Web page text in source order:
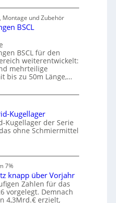
Montage und Zubehör
BSCL
BSCL für den
weiterentwickelt:
mehrteilige
bis zu 50m Länge,…
Kugellager
Kugellager der Serie
ohne Schmiermittel
7%
knapp über Vorjahr
Zahlen für das
vorgelegt. Demnach
4,3Mrd.€ erzielt,